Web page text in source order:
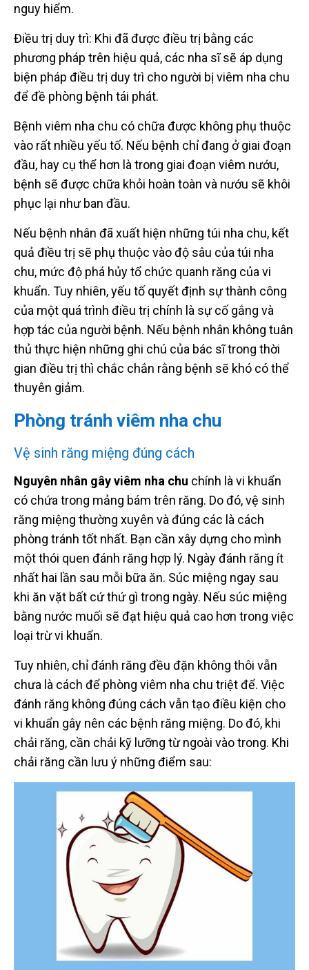
nguy hiểm.
Điều trị duy trì: Khi đã được điều trị bằng các
phương pháp trên hiệu quả, các nha sĩ sẽ áp dụng
biện pháp điều trị duy trì cho người bị viêm nha chu
để đề phòng bệnh tái phát.
Bệnh viêm nha chu có chữa được không phụ thuộc
vào rất nhiều yếu tố. Nếu bệnh chỉ đang ở giai đoạn
đầu, hay cụ thể hơn là trong giai đoạn viêm nướu,
bệnh sẽ được chữa khỏi hoàn toàn và nướu sẽ khôi
phục lại như ban đầu.
Nếu bệnh nhân đã xuất hiện những túi nha chu, kết
quả điều trị sẽ phụ thuộc vào độ sâu của túi nha
chu, mức độ phá hủy tổ chức quanh răng của vi
khuẩn. Tuy nhiên, yếu tố quyết định sự thành công
của một quá trình điều trị chính là sự cố gắng và
hợp tác của người bệnh. Nếu bệnh nhân không tuân
thủ thực hiện những ghi chú của bác sĩ trong thời
gian điều trị thì chắc chắn rằng bệnh sẽ khó có thể
thuyên giảm.
Phòng tránh viêm nha chu
Vệ sinh răng miệng đúng cách
Nguyên nhân gây viêm nha chu chính là vi khuẩn
có chứa trong mảng bám trên răng. Do đó, vệ sinh
răng miệng thường xuyên và đúng các là cách
phòng tránh tốt nhất. Bạn cần xây dựng cho mình
một thói quen đánh răng hợp lý. Ngày đánh răng ít
nhất hai lần sau mỗi bữa ăn. Súc miệng ngay sau
khi ăn vặt bất cứ thứ gì trong ngày. Nếu súc miệng
bằng nước muối sẽ đạt hiệu quả cao hơn trong việc
loại trừ vi khuẩn.
Tuy nhiên, chỉ đánh răng đều đặn không thôi vẫn
chưa là cách để phòng viêm nha chu triệt để. Việc
đánh răng không đúng cách vẫn tạo điều kiện cho
vi khuẩn gây nên các bệnh răng miệng. Do đó, khi
chải răng, cần chải kỹ lưỡng từ ngoài vào trong. Khi
chải răng cần lưu ý những điểm sau: